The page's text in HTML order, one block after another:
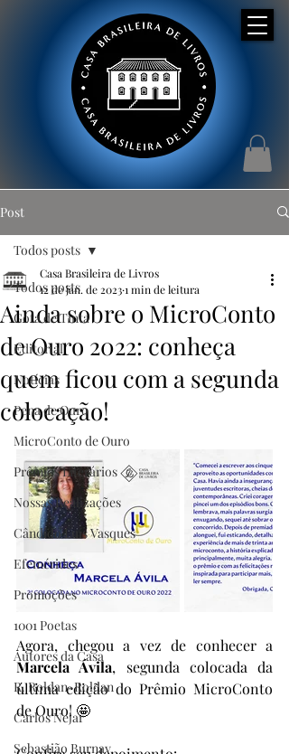
Post
Todos posts
Gota de Tinta
Editorial
Notícias
Pena de Ouro
MicroConto de Ouro
Prêmios Literários
Nossas Realizações
Cândido Luís Vasques
Efemérides
Promoções
1001 Poetas
Autores da Casa
R. Roldan-Roldan
Carlos Nejar
Sebastião Burnay
Todos posts
Ainda sobre o MicroConto
de Ouro 2022: conheça
quem ficou com a segunda
colocação!
Casa Brasileira de Livros
12 de jan. de 20231 min de leitura
Marcela Ávila, segunda colocada da
última edição do Prêmio MicroConto
de Ouro! 🤩